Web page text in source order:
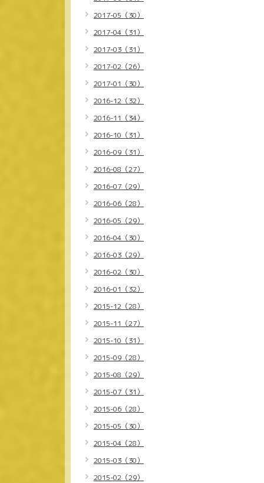
2017-05（30）
2017-04（31）
2017-03（31）
2017-02（26）
2017-01（30）
2016-12（32）
2016-11（34）
2016-10（31）
2016-09（31）
2016-08（27）
2016-07（29）
2016-06（28）
2016-05（29）
2016-04（30）
2016-03（29）
2016-02（30）
2016-01（32）
2015-12（28）
2015-11（27）
2015-10（31）
2015-09（28）
2015-08（29）
2015-07（31）
2015-06（28）
2015-05（30）
2015-04（28）
2015-03（30）
2015-02（29）